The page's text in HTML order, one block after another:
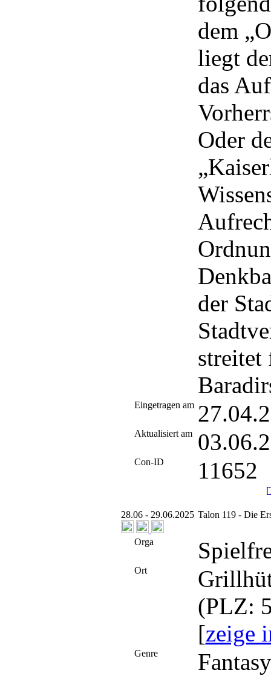
dem
liegt
das
Oder
der
streitet
Eingetragen am
Aktualisiert am
Con-ID 11652
[
28.06 - 29.06.2025 Talon 119 - Die
Orga
Ort
(PLZ:
[zeige
Genre Fantasy